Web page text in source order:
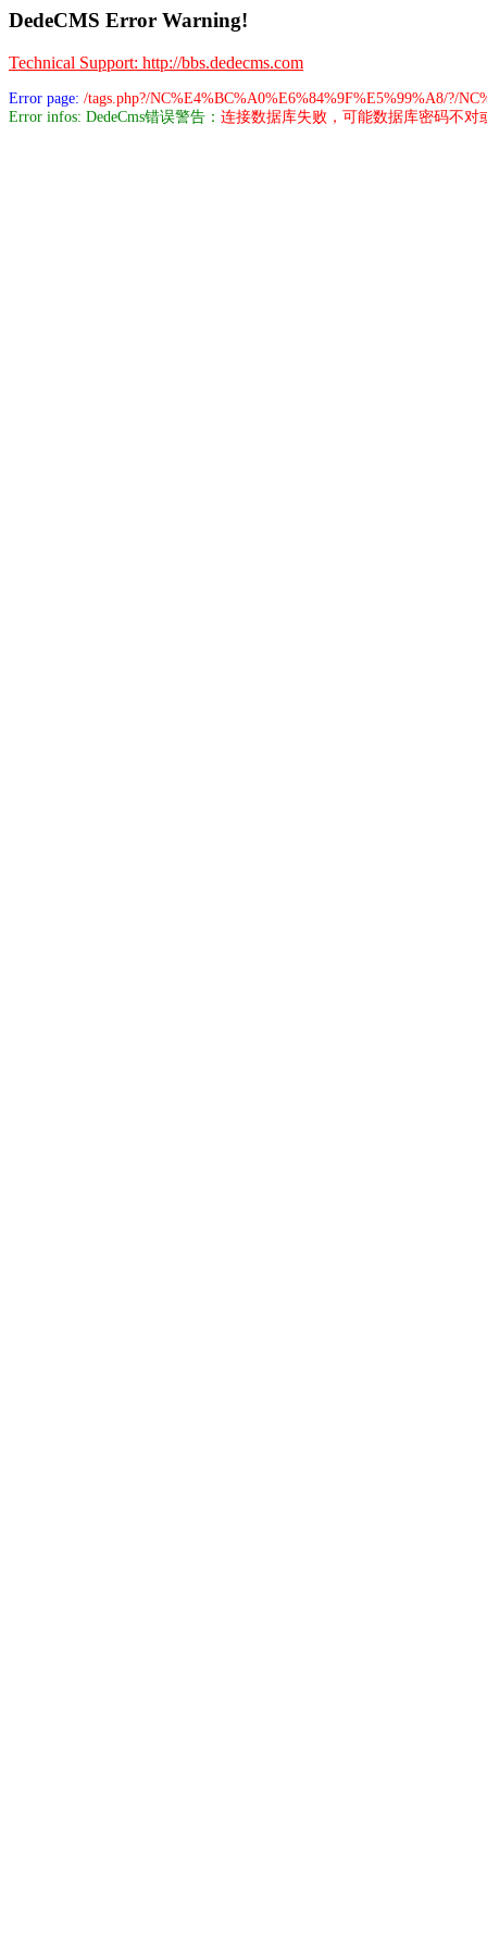
DedeCMS Error Warning!
Technical Support: http://bbs.dedecms.com
Error page: /tags.php?/NC%E4%BC%A0%E6%84%9F%E5%99%A8/?/
Error infos: DedeCms错误警告： 连接数据库失败，可能数据库密码不对或